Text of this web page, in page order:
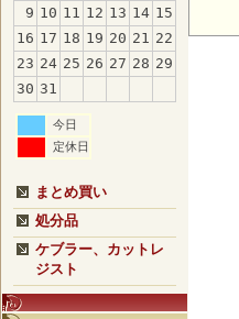
9 10 11 12 13 14 15
16 17 18 19 20 21 22
23 24 25 26 27 28 29
30 31
今日
定休日
まとめ買い
処分品
ケブラー、カットレ
ジスト